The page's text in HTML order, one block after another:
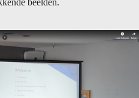
beelden.